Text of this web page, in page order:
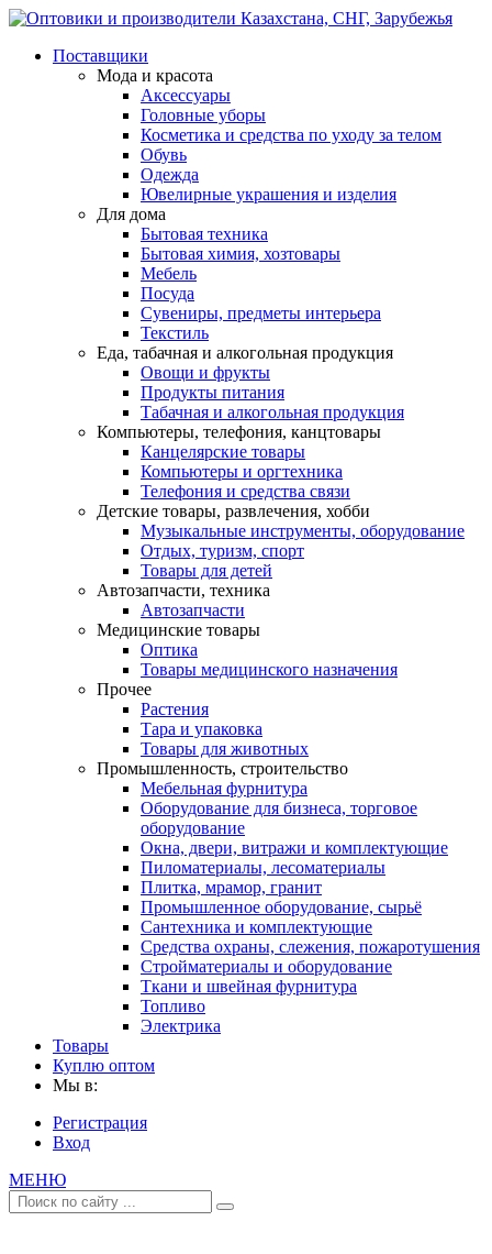
Поставщики
Мода и красота
Аксессуары
Головные уборы
Косметика и средства по уходу за телом
Обувь
Одежда
Ювелирные украшения и изделия
Для дома
Бытовая техника
Бытовая химия, хозтовары
Мебель
Посуда
Сувениры, предметы интерьера
Текстиль
Еда, табачная и алкогольная продукция
Овощи и фрукты
Продукты питания
Табачная и алкогольная продукция
Компьютеры, телефония, канцтовары
Канцелярские товары
Компьютеры и оргтехника
Телефония и средства связи
Детские товары, развлечения, хобби
Музыкальные инструменты, оборудование
Отдых, туризм, спорт
Товары для детей
Автозапчасти, техника
Автозапчасти
Медицинские товары
Оптика
Товары медицинского назначения
Прочее
Растения
Тара и упаковка
Товары для животных
Промышленность, строительство
Мебельная фурнитура
Оборудование для бизнеса, торговое
оборудование
Окна, двери, витражи и комплектующие
Пиломатериалы, лесоматериалы
Плитка, мрамор, гранит
Промышленное оборудование, сырьё
Сантехника и комплектующие
Средства охраны, слежения, пожаротушения
Стройматериалы и оборудование
Ткани и швейная фурнитура
Топливо
Электрика
Товары
Куплю оптом
Мы в:
Регистрация
Вход
МЕНЮ